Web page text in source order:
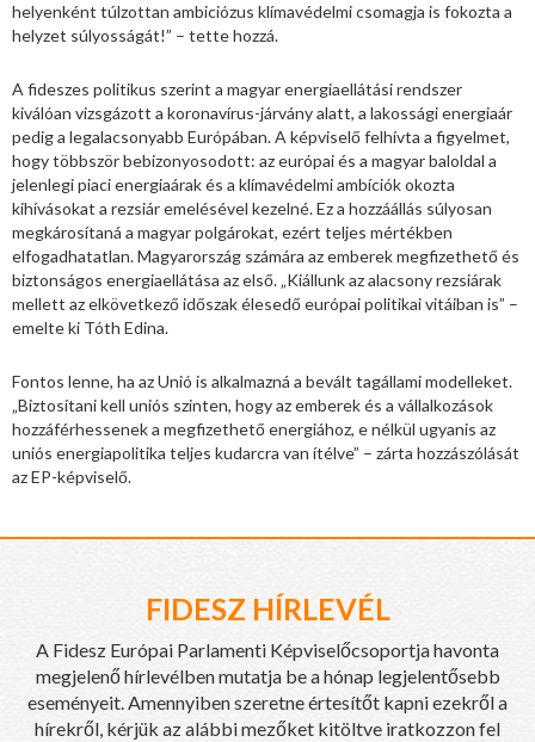
helyenként túlzottan ambiciózus klímavédelmi csomagja is fokozta a
helyzet súlyosságát!” – tette hozzá.
A fideszes politikus szerint a magyar energiaellátási rendszer
kiválóan vizsgázott a koronavírus-járvány alatt, a lakossági energiaár
pedig a legalacsonyabb Európában. A képviselő felhívta a figyelmet,
hogy többször bebizonyosodott: az európai és a magyar baloldal a
jelenlegi piaci energiaárak és a klímavédelmi ambíciók okozta
kihívásokat a rezsiár emelésével kezelné. Ez a hozzáállás súlyosan
megkárosítaná a magyar polgárokat, ezért teljes mértékben
elfogadhatatlan. Magyarország számára az emberek megfizethető és
biztonságos energiaellátása az első. „Kiállunk az alacsony rezsiárak
mellett az elkövetkező időszak élesedő európai politikai vitáiban is” –
emelte ki Tóth Edina.
Fontos lenne, ha az Unió is alkalmazná a bevált tagállami modelleket.
„Biztosítani kell uniós szinten, hogy az emberek és a vállalkozások
hozzáférhessenek a megfizethető energiához, e nélkül ugyanis az
uniós energiapolitika teljes kudarcra van ítélve” – zárta hozzászólását
az EP-képviselő.
FIDESZ HÍRLEVÉL
A Fidesz Európai Parlamenti Képviselőcsoportja havonta
megjelenő hírlevélben mutatja be a hónap legjelentősebb
eseményeit. Amennyiben szeretne értesítőt kapni ezekről a
hírekről, kérjük az alábbi mezőket kitöltve iratkozzon fel